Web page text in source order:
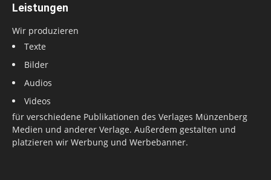
Leistungen
Wir produzieren
Texte
Bilder
Audios
Videos
für verschiedene Publikationen des Verlages Münzenberg
Medien und anderer Verlage. Außerdem gestalten und
platzieren wir Werbung und Werbebanner.